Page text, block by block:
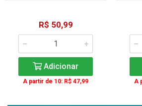
R$ 50,99
Adicionar
A partir de 10: R$ 47,99 A